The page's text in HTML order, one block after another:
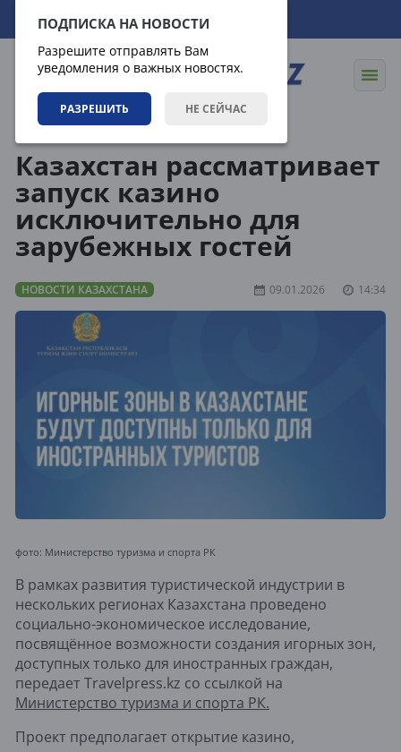
ПОДПИСКА НА НОВОСТИ
Разрешите отправлять Вам
уведомления о важных новостях.
РАЗРЕШИТЬ НЕ СЕЙЧАС
09.08.2026 08:57:11
Казахстан рассматривает
запуск казино
исключительно для
зарубежных гостей
НОВОСТИ КАЗАХСТАНА 09.01.2026 14:34
фото: Министерство туризма и спорта РК
В рамках развития туристической индустрии в
нескольких регионах Казахстана проведено
социально-экономическое исследование,
посвящённое возможности создания игорных зон,
доступных только для иностранных граждан,
передает Travelpress.kz со ссылкой на
Министерство туризма и спорта РК.
Проект предполагает открытие казино,